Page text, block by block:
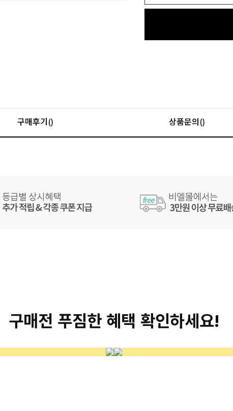
구매후기() 상품문의()
구매전 푸짐한 혜택 확인하세요!